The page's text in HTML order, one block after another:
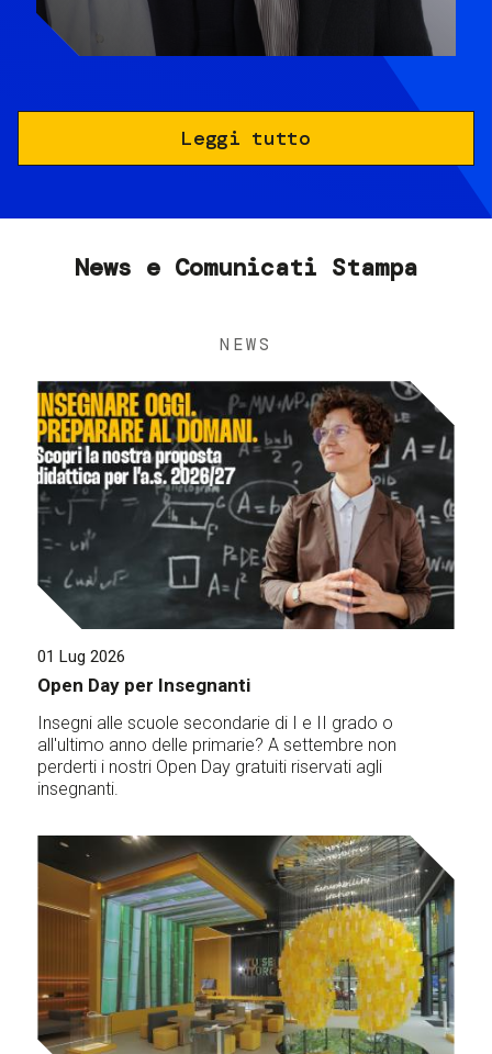
Leggi tutto
News e Comunicati Stampa
NEWS
01 Lug 2026
Open Day per Insegnanti
Insegni alle scuole secondarie di I e II grado o
all'ultimo anno delle primarie? A settembre non
perderti i nostri Open Day gratuiti riservati agli
insegnanti.